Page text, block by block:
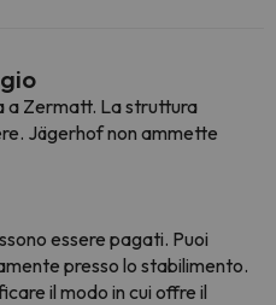
a Zermatt. La struttura
Jägerhof non ammette
essere pagati. Puoi
presso lo stabilimento.
il modo in cui offre il